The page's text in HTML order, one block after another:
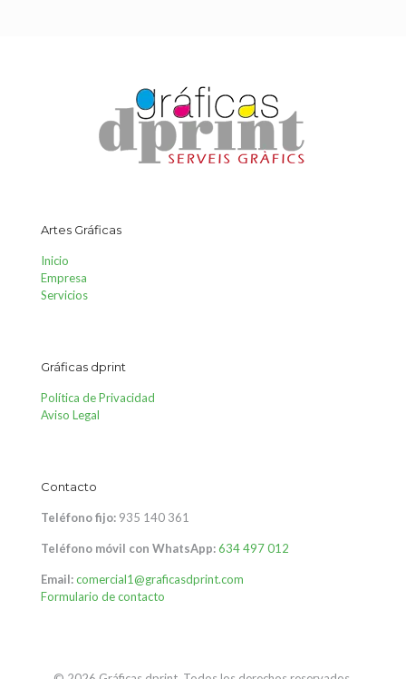
Artes Gráficas
Inicio
Empresa
Servicios
Gráficas dprint
Política de Privacidad
Aviso Legal
Contacto
Teléfono fijo: 935 140 361
Teléfono móvil con WhatsApp:634 497 012
Email:comercial1@graficasdprint.com
Formulario de contacto